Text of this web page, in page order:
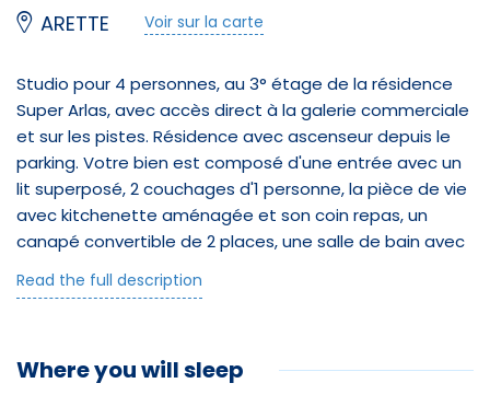
ARETTE Voir sur la carte
Studio pour 4 personnes, au 3° étage de la résidence
Super Arlas, avec accès direct à la galerie commerciale
et sur les pistes. Résidence avec ascenseur depuis le
parking. Votre bien est composé d'une entrée avec un
lit superposé, 2 couchages d'1 personne, la pièce de vie
avec kitchenette aménagée et son coin repas, un
canapé convertible de 2 places, une salle de bain avec
À votre disposition: casier à skis au RDC, Micro
Parkings gratuits au pied de la résidence.
Read the full description
Where you will sleep